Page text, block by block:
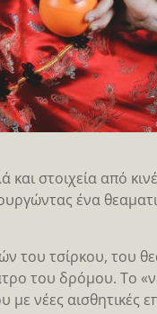
στοιχεία από
ένα
του τσίρκου, του
του δρόμου. Το
νέες αισθητικές